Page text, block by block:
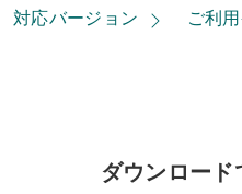
対応バージョン ご利
ダウンロード